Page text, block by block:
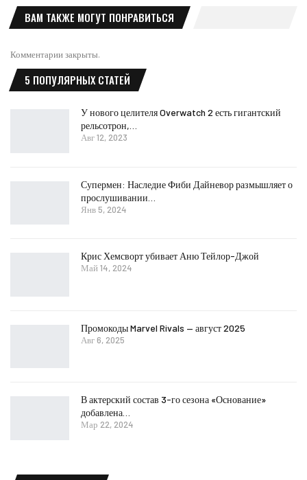
ВАМ ТАКЖЕ МОГУТ ПОНРАВИТЬСЯ
Комментарии закрыты.
5 ПОПУЛЯРНЫХ СТАТЕЙ
У нового целителя Overwatch 2 есть гигантский
рельсотрон,…
Авг 12, 2023
Супермен: Наследие Фиби Дайневор размышляет о
прослушивании…
Янв 5, 2024
Крис Хемсворт убивает Аню Тейлор-Джой
Май 14, 2024
Промокоды Marvel Rivals — август 2025
Авг 6, 2025
В актерский состав 3-го сезона «Основание»
добавлена…
Мар 22, 2024